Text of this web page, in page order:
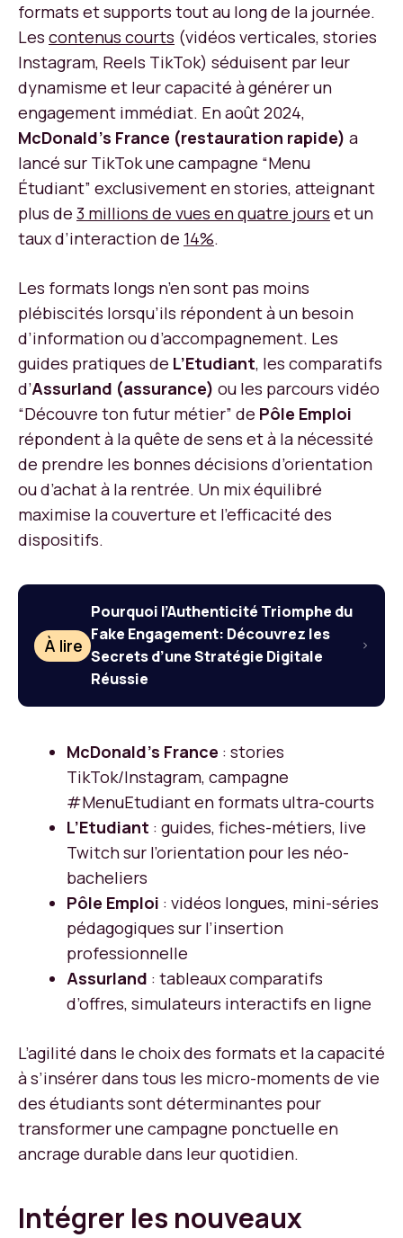
formats et supports tout au long de la journée.
Les contenus courts (vidéos verticales, stories
Instagram, Reels TikTok) séduisent par leur
dynamisme et leur capacité à générer un
engagement immédiat. En août 2024,
McDonald’s France (restauration rapide) a
lancé sur TikTok une campagne “Menu
Étudiant” exclusivement en stories, atteignant
plus de 3 millions de vues en quatre jours et un
taux d’interaction de 14%.
Les formats longs n’en sont pas moins
plébiscités lorsqu’ils répondent à un besoin
d’information ou d’accompagnement. Les
guides pratiques de L’Etudiant, les comparatifs
d’Assurland (assurance) ou les parcours vidéo
“Découvre ton futur métier” de Pôle Emploi
répondent à la quête de sens et à la nécessité
de prendre les bonnes décisions d’orientation
ou d’achat à la rentrée. Un mix équilibré
maximise la couverture et l’efficacité des
dispositifs.
À lire
Pourquoi l’Authenticité Triomphe du
Fake Engagement: Découvrez les
Secrets d’une Stratégie Digitale
Réussie
McDonald’s France : stories
TikTok/Instagram, campagne
#MenuEtudiant en formats ultra-courts
L’Etudiant : guides, fiches-métiers, live
Twitch sur l’orientation pour les néo-
bacheliers
Pôle Emploi : vidéos longues, mini-séries
pédagogiques sur l’insertion
professionnelle
Assurland : tableaux comparatifs
d’offres, simulateurs interactifs en ligne
L’agilité dans le choix des formats et la capacité
à s’insérer dans tous les micro-moments de vie
des étudiants sont déterminantes pour
transformer une campagne ponctuelle en
ancrage durable dans leur quotidien.
Intégrer les nouveaux